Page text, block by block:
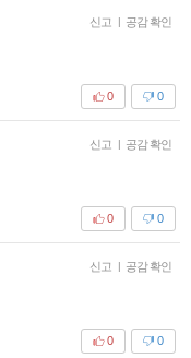
신고 | 공감 확인
0
0
신고 | 공감 확인
0
0
신고 | 공감 확인
0
0